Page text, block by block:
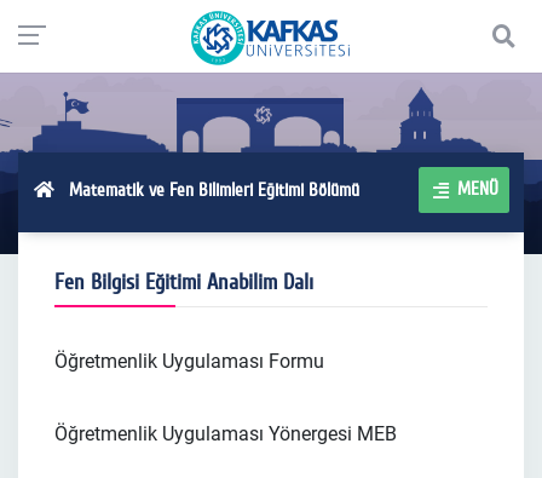
Matematik ve Fen Bilimleri Eğitimi Bölümü MENÜ
Fen Bilgisi Eğitimi Anabilim Dalı
Öğretmenlik Uygulaması Formu
Öğretmenlik Uygulaması Yönergesi MEB